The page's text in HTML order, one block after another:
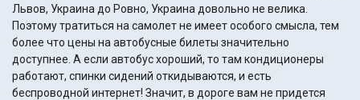
Львов, Украина до Ровно, Украина довольно не велика.
Поэтому тратиться на самолет не имеет особого смысла, тем
более что цены на автобусные билеты значительно
доступнее. А если автобус хороший, то там кондиционеры
работают, спинки сидений откидываются, и есть
беспроводной интернет! Значит, в дороге вам не придется